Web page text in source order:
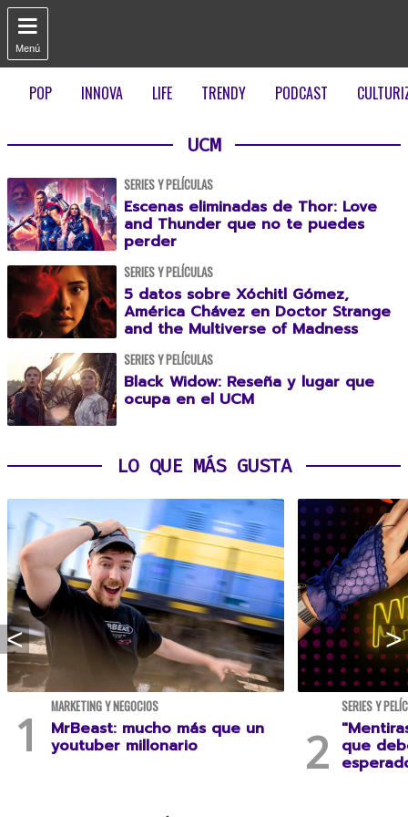

Menú
POP INNOVA LIFE TRENDY PODCAST
UCM
SERIES Y PELÍCULAS
Escenas eliminadas de Thor: Love
and Thunder que no te puedes
perder
SERIES Y PELÍCULAS
5 datos sobre Xóchitl Gómez,
América Chávez en Doctor Strange
and the Multiverse of Madness
SERIES Y PELÍCULAS
Black Widow: Reseña y lugar que
ocupa en el UCM
LO QUE MÁS GUSTA
MARKETING Y NEGOCIOS
MrBeast: mucho más que un
youtuber millonario
SERIES Y
que